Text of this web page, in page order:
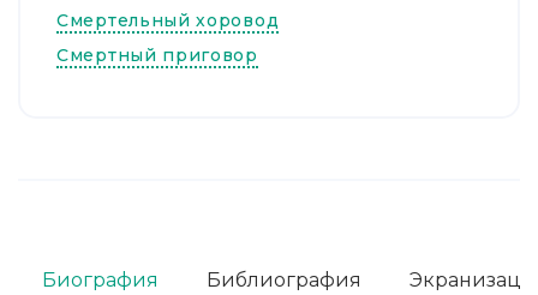
Смертельный хоровод
Смертный приговор
Биография Библиография